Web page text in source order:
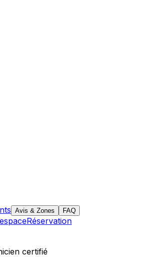
Avis & Zones FAQ
Réservation
certifié